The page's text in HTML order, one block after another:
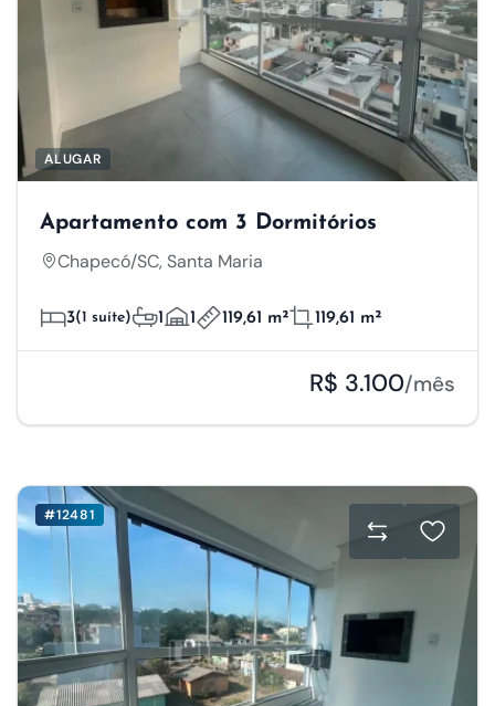
ALUGAR
Apartamento com 3 Dormitórios
Chapecó/SC, Santa Maria
3(1 suíte) 1 1 119,61 m² 119,61 m²
R$ 3.100/mês
#12481